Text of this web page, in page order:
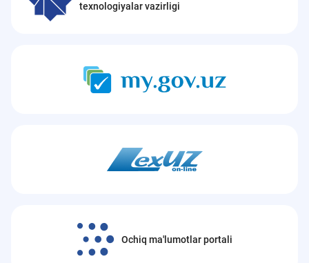
texnologiyalar vazirligi
Ochiq ma'lumotlar portali